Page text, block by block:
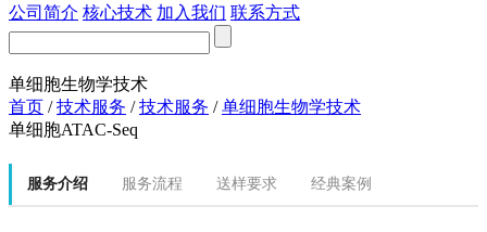
公司简介 核心技术 加入我们 联系方式
单细胞生物学技术
首页 /技术服务 /技术服务 /单细胞生物学技术
单细胞ATAC-Seq
服务介绍 服务流程 送样要求 经典案例